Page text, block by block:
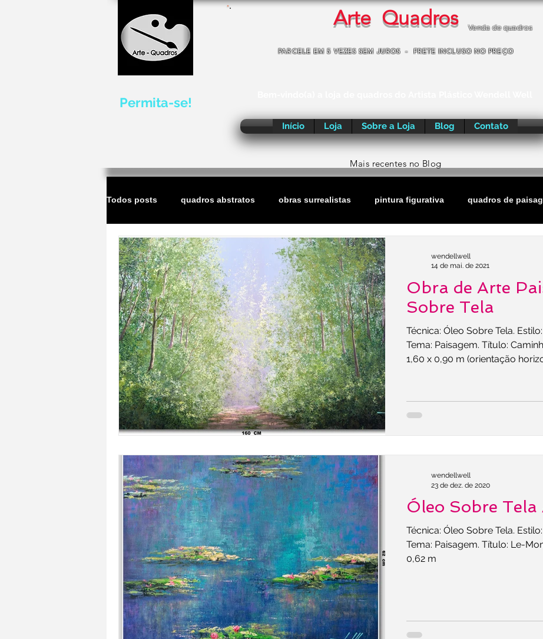
Permita-se!
Arte Quadros Venda de quadros
PARCELE EM 5 VEZES SEM JUROS - FRETE INCLUSO NO PREÇO
Início Loja Sobre a Loja Blog Contato
Mais recentes no Blog
Todos posts quadros abstratos obras surrealistas pintura figurativa quadros de
quadros de marinhas esculturas
Obra de Arte
Sobre Tela
Técnica: Óleo Sobre Tela.
Tema: Paisagem. Título:
1,60 x 0,90 m (orientação
wendellwell
14 de mai. de 2021
Óleo Sobre
Técnica: Óleo Sobre Tela.
Tema: Paisagem. Título: Le-
0,62 m
wendellwell
23 de dez. de 2020